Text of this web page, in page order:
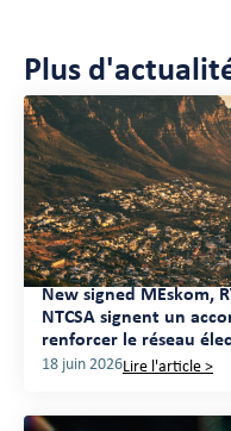
Plus
New signed MEskom,
NTCSA signent un
renforcer le réseau
18 juin 2026Lire l'article >